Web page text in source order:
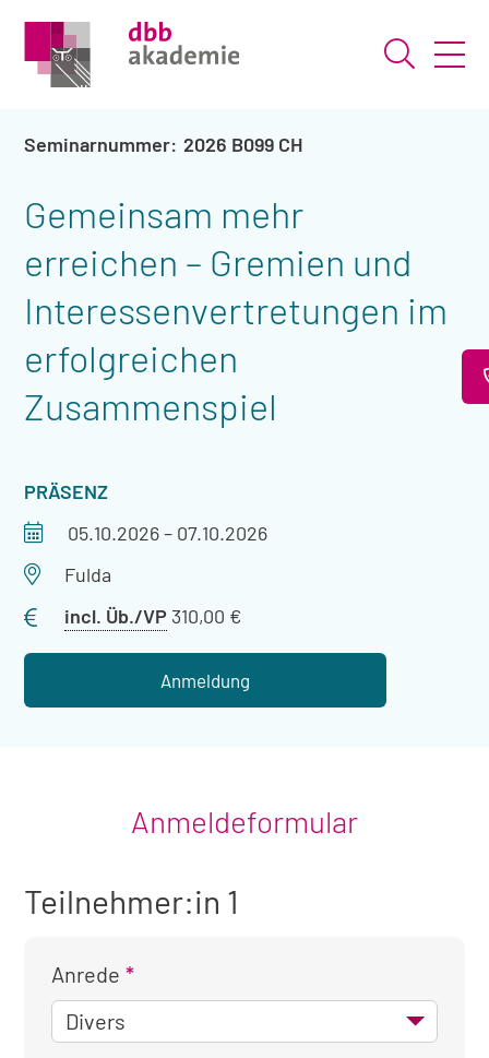
Suche
2026 B099 CH
Gemeinsam mehr
erreichen – Gremien und
Interessenvertretungen im
erfolgreichen
Zusammenspiel
VERANSTALTUNGSART
PRÄSENZ
Veranstaltungszeitraum
05.10.2026– 07.10.2026
Veranstaltungsort
Fulda
incl. Üb./VP Preis
Übernachtung
310,00 €
Anmeldung
Anmeldeformular
Teilnehmer:in 1
Anrede